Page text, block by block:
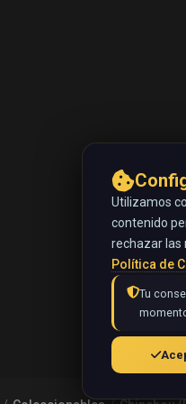
Utilizamos
contenido
rechazar las
Política de
Tu